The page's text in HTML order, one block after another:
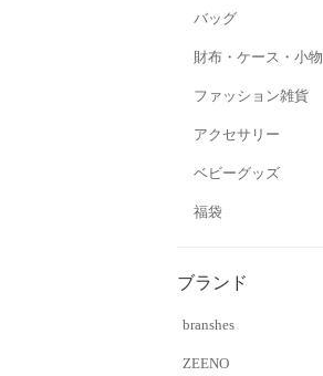
バッグ
財布・ケース・小物
ファッション雑貨
アクセサリー
ベビーグッズ
福袋
ブランド
branshes
ZEENO